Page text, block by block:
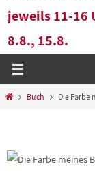
jeweils 11-16
8.8., 15.8.
StartBuch Die Farbe